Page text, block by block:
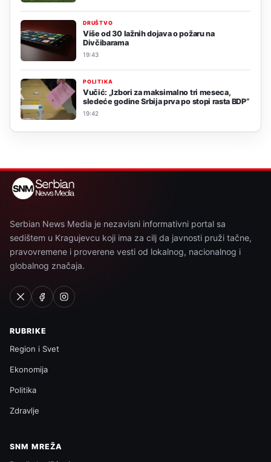
DRUŠTVO
Više od 30 lažnih dojava o požaru na
Divčibarama
19:43
POLITIKA
Vučić: „Izbori za maksimalno tri meseca,
sledeće godine Srbija prva po stopi rasta BDP“
19:42
Serbian News Media je nezavisni informativni portal sa
sedištem u Kragujevcu koji ima za cilj da javnosti pruži tačne,
pravovremene i proverene vesti od lokalnog, nacionalnog i
globalnog značaja.
RUBRIKE
Region i Svet
Ekonomija
Politika
Zdravlje
SNM MREŽA